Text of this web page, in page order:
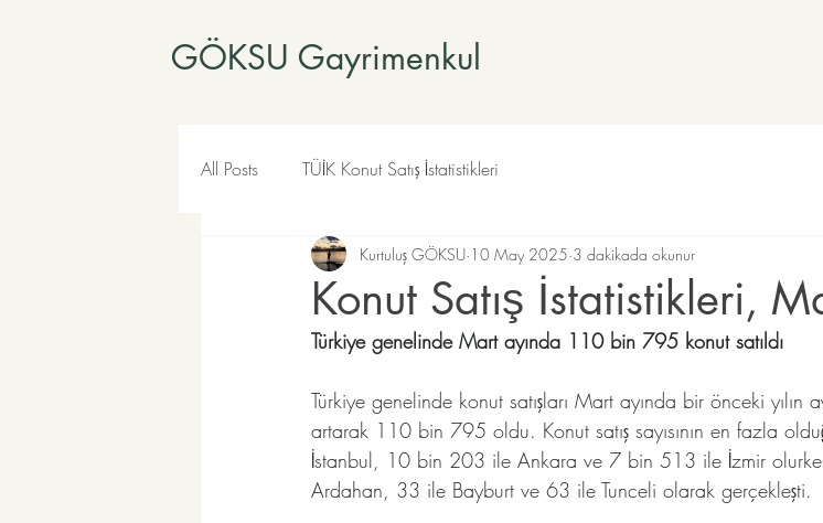
GÖKSU Gayrimenkul
All Posts TÜİK Konut Satış İstatistikleri
Konut Satış İstatistikleri,
Kurtuluş GÖKSU 10 May 2025 3 dakikada okunur
Türkiye genelinde Mart ayında 110 bin 795 konut satıldı
Türkiye genelinde konut satışları Mart ayında bir önceki yılın
artarak 110 bin 795 oldu. Konut satış sayısının en fazla
İstanbul, 10 bin 203 ile Ankara ve 7 bin 513 ile İzmir
Ardahan, 33 ile Bayburt ve 63 ile Tunceli olarak gerçekleşti.